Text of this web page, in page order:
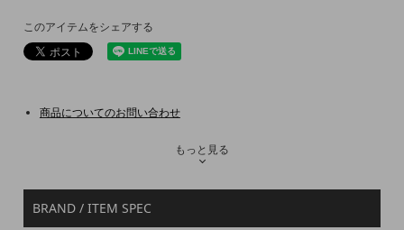
このアイテムをシェアする
商品についてのお問い合わせ
もっと見る
BRAND / ITEM SPEC